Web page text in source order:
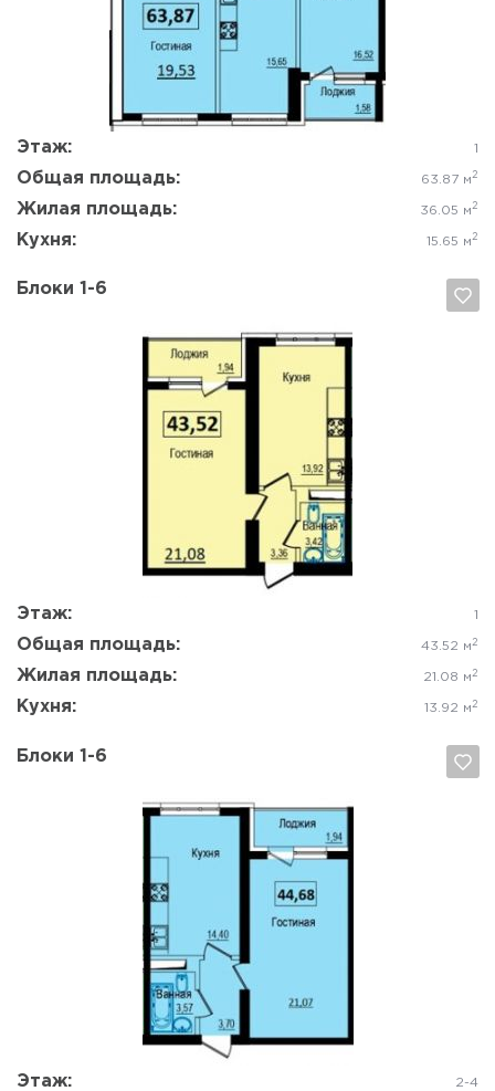
Этаж: 1
Общая площадь: 63.87 м 2
Жилая площадь: 36.05 м 2
Кухня: 15.65 м 2
Да, удалить
Блоки 1-6
Этаж: 1
Общая площадь: 43.52 м 2
Жилая площадь: 21.08 м 2
Кухня: 13.92 м 2
Отмена
Блоки 1-6
Этаж: 2-4
Да, удалить